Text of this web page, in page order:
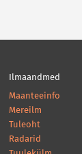
Ilmaandmed
Maanteeinfo
Mereilm
Tuleoht
Radarid